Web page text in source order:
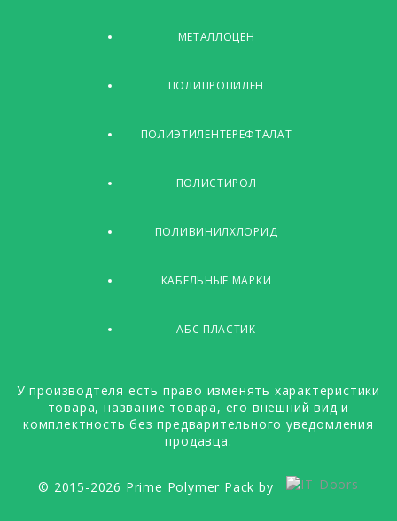
МЕТАЛЛОЦЕН
ПОЛИПРОПИЛЕН
ПОЛИЭТИЛЕНТЕРЕФТАЛАТ
ПОЛИСТИРОЛ
ПОЛИВИНИЛХЛОРИД
КАБЕЛЬНЫЕ МАРКИ
АБС ПЛАСТИК
У производтеля есть право изменять характеристики
товара, название товара, его внешний вид и
комплектность без предварительного уведомления
продавца.
© 2015-2026 Prime Polymer Pack by